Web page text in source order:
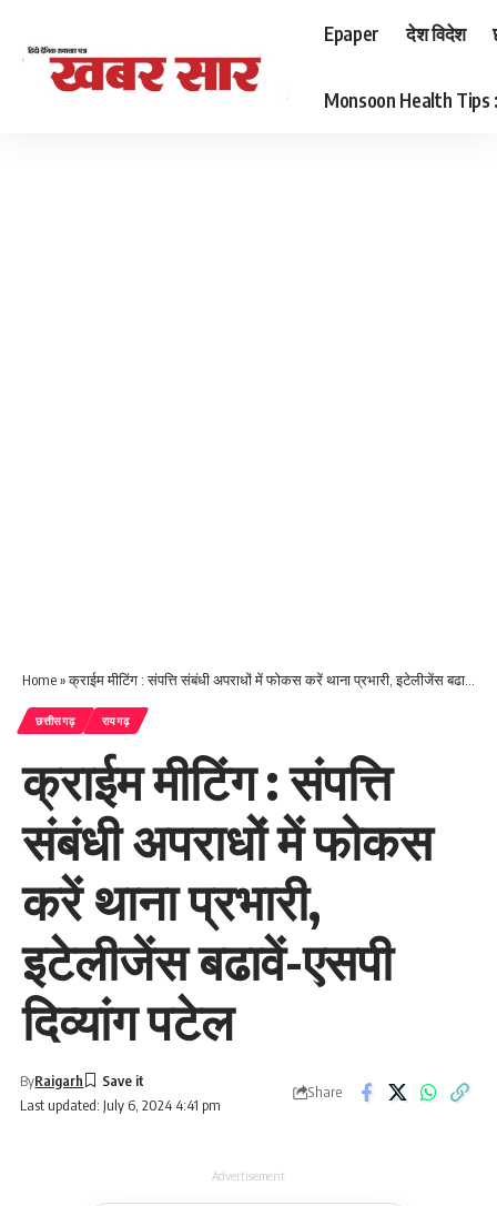
Epaper देश विदेश
Monsoon Health Tips :
Home»क्राईम मीटिंग : संपत्ति संबंधी अपराधों में फोकस करें थाना प्रभारी, इटेलीजेंस बढावें-एसपी दिव्यांग पटेल
छत्तीसगढ़ रायगढ़
क्राईम मीटिंग : संपत्ति
संबंधी अपराधों में फोकस
करें थाना प्रभारी,
इटेलीजेंस बढावें-एसपी
दिव्यांग पटेल
Last updated: July 6, 2024 4:41 pm
ByRaigarh
Share
Advertisement